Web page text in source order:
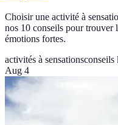
Choisir une activité à
nos 10 conseils pour
émotions fortes.
activités à sensationsconseils
Aug 4